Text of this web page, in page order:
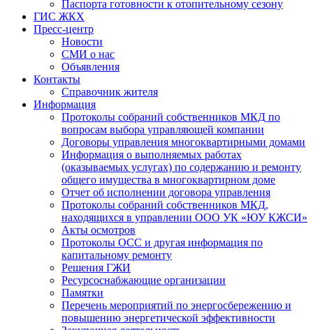
Паспорта готовности к отопительному сезону
ГИС ЖКХ
Пресс-центр
Новости
СМИ о нас
Объявления
Контакты
Справочник жителя
Информация
Протоколы собраний собственников МКД по
вопросам выбора управляющей компании
Договоры управления многоквартирными домами
Информация о выполняемых работах
(оказываемых услугах) по содержанию и ремонту
общего имущества в многоквартирном доме
Отчет об исполнении договора управления
Протоколы собраний собственников МКД,
находящихся в управлении ООО УК «ЮУ КЖСИ»
Акты осмотров
Протоколы ОСС и другая информация по
капитальному ремонту
Решения ГЖИ
Ресурсоснабжающие организации
Памятки
Перечень мероприятий по энергосбережению и
повышению энергетической эффективности